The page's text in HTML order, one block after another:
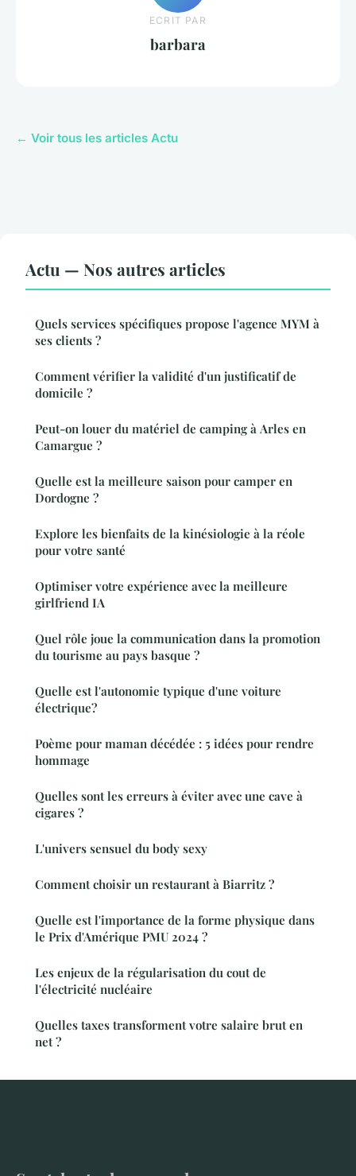
ECRIT PAR
barbara
← Voir tous les articles Actu
Actu — Nos autres articles
Quels services spécifiques propose l'agence MYM à
ses clients ?
Comment vérifier la validité d'un justificatif de
domicile ?
Peut-on louer du matériel de camping à Arles en
Camargue ?
Quelle est la meilleure saison pour camper en
Dordogne ?
Explore les bienfaits de la kinésiologie à la réole
pour votre santé
Optimiser votre expérience avec la meilleure
girlfriend IA
Quel rôle joue la communication dans la promotion
du tourisme au pays basque ?
Quelle est l'autonomie typique d'une voiture
électrique?
Poème pour maman décédée : 5 idées pour rendre
hommage
Quelles sont les erreurs à éviter avec une cave à
cigares ?
L'univers sensuel du body sexy
Comment choisir un restaurant à Biarritz ?
Quelle est l'importance de la forme physique dans
le Prix d'Amérique PMU 2024 ?
Les enjeux de la régularisation du cout de
l'électricité nucléaire
Quelles taxes transforment votre salaire brut en
net ?